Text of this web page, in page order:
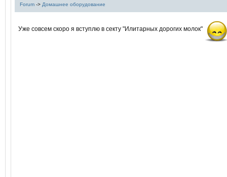
Forum -> Домашнее оборудование
Уже совсем скоро я вступлю в секту "Илитарных дорогих молок"